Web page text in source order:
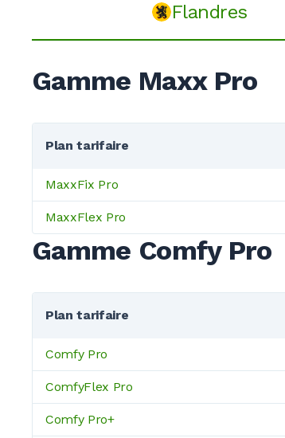
Flandres
Gamme Maxx Pro
Plan tarifaire
MaxxFix Pro
MaxxFlex Pro
Gamme Comfy Pro
Plan tarifaire
Comfy Pro
ComfyFlex Pro
Comfy Pro+